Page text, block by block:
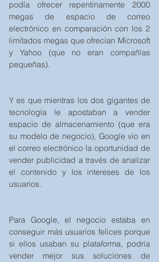
podía ofrecer repentinamente 2000
megas de espacio de correo
electrónico en comparación con los 2
limitados megas que ofrecían Microsoft
y Yahoo (que no eran compañías
pequeñas).
Y es que mientras los dos gigantes de
tecnología le apostaban a vender
espacio de almacenamiento (que era
su modelo de negocio), Google vio en
el correo electrónico la oportunidad de
vender publicidad a través de analizar
el contenido y los intereses de los
usuarios.
Para Google, el negocio estaba en
conseguir más usuarios felices porque
si ellos usaban su plataforma, podría
vender mejor sus soluciones de